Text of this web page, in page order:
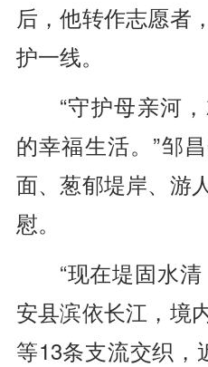
后，他转作志愿者
护一线。
“守护母亲河
的幸福生活。”邹
面、葱郁堤岸、游
慰。
“现在堤固水
安县滨依长江，境
等13条支流交织，